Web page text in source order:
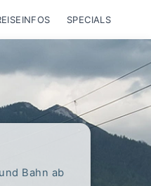
SPECIALS
Bahn ab